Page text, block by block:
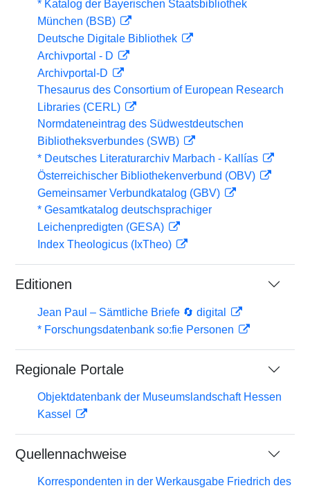
* Katalog der Bayerischen Staatsbibliothek
München (BSB)
Deutsche Digitale Bibliothek
Archivportal - D
Archivportal-D
Thesaurus des Consortium of European Research
Libraries (CERL)
Normdateneintrag des Südwestdeutschen
Bibliotheksverbundes (SWB)
* Deutsches Literaturarchiv Marbach - Kallías
Österreichischer Bibliothekenverbund (OBV)
Gemeinsamer Verbundkatalog (GBV)
* Gesamtkatalog deutschsprachiger
Leichenpredigten (GESA)
Index Theologicus (IxTheo)
Editionen
Jean Paul – Sämtliche Briefe 🔄 digital
* Forschungsdatenbank so:fie Personen
Regionale Portale
Objektdatenbank der Museumslandschaft Hessen
Kassel
Quellennachweise
Korrespondenten in der Werkausgabe Friedrich des